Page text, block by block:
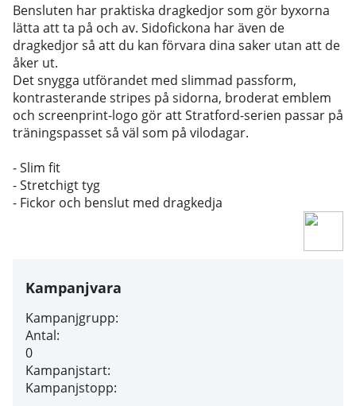
Bensluten har praktiska dragkedjor som gör byxorna
lätta att ta på och av. Sidofickona har även de
dragkedjor så att du kan förvara dina saker utan att de
åker ut.
Det snygga utförandet med slimmad passform,
kontrasterande stripes på sidorna, broderat emblem
och screenprint-logo gör att Stratford-serien passar på
träningspasset så väl som på vilodagar.
- Slim fit
- Stretchigt tyg
- Fickor och benslut med dragkedja
Kampanjvara
Kampanjgrupp:
Antal:
0
Kampanjstart:
Kampanjstopp: